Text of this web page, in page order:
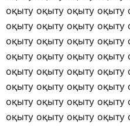
оқыту оқыту оқыту оқыту
оқыту оқыту оқыту оқыту
оқыту оқыту оқыту оқыту
оқыту оқыту оқыту оқыту
оқыту оқыту оқыту оқыту
оқыту оқыту оқыту оқыту
оқыту оқыту оқыту оқыту
оқыту оқыту оқыту оқыту